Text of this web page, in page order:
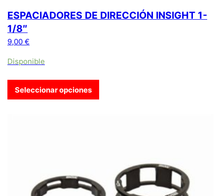
ESPACIADORES DE DIRECCIÓN INSIGHT 1-
1/8″
9,00 €
Disponible
Seleccionar opciones